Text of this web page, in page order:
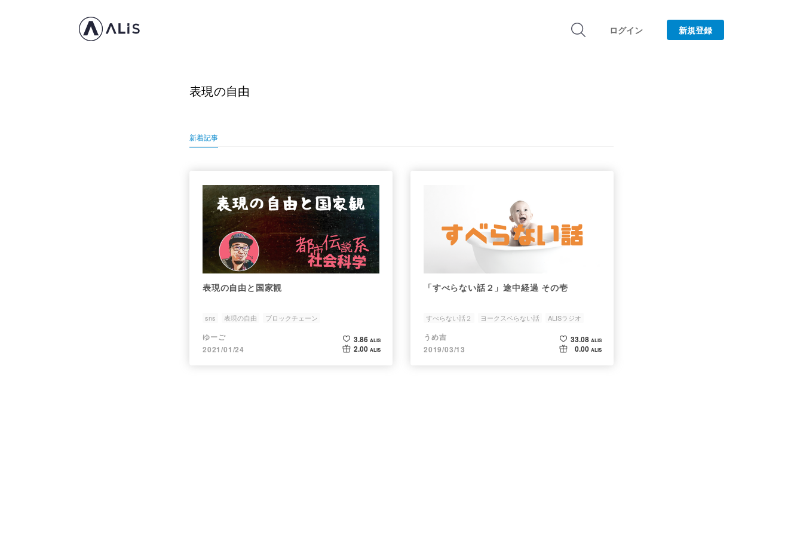
ログイン 新規登録
表現の自由
新着記事
表現の自由と国家観
sns 表現の自由 ブロックチェーン
ゆーご
2021/01/24
3.86 ALIS
2.00 ALIS
「すべらない話２」途中経過 その壱
すべらない話２ ヨークスベらない話
ALISラジオ
表現の自由
うめ吉
2019/03/13
33.08 ALIS
0.00 ALIS